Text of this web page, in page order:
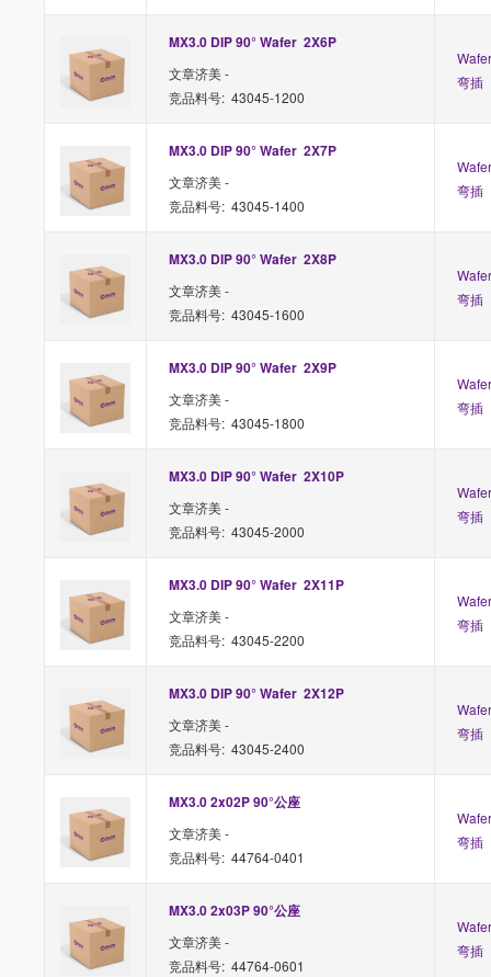
MX3.0 DIP 90° Wafer  2X6P
文章济美 -
竞品料号: 43045-1200
弯插
MX3.0 DIP 90° Wafer  2X7P
文章济美 -
竞品料号: 43045-1400
弯插
MX3.0 DIP 90° Wafer  2X8P
文章济美 -
竞品料号: 43045-1600
弯插
MX3.0 DIP 90° Wafer  2X9P
文章济美 -
竞品料号: 43045-1800
弯插
MX3.0 DIP 90° Wafer  2X10P
文章济美 -
竞品料号: 43045-2000
弯插
MX3.0 DIP 90° Wafer  2X11P
文章济美 -
竞品料号: 43045-2200
弯插
MX3.0 DIP 90° Wafer  2X12P
文章济美 -
竞品料号: 43045-2400
弯插
MX3.0 2x02P 90°公座
文章济美 -
竞品料号: 44764-0401
弯插
MX3.0 2x03P 90°公座
文章济美 -
竞品料号: 44764-0601
弯插